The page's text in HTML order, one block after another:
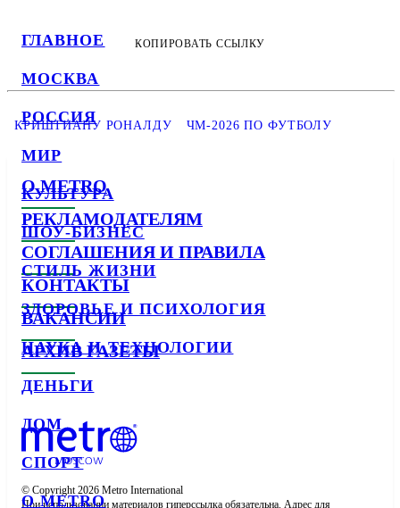
ГЛАВНОЕ
МОСКВА
РОССИЯ
МИР
КУЛЬТУРА
ШОУ-БИЗНЕС
СТИЛЬ ЖИЗНИ
ЗДОРОВЬЕ И ПСИХОЛОГИЯ
НАУКА И ТЕХНОЛОГИИ
ДЕНЬГИ
ДОМ
СПОРТ
О METRO
КОПИРОВАТЬ ССЫЛКУ
КРИШТИАНУ РОНАЛДУ ЧМ-2026 ПО ФУТБОЛУ
О METRO
РЕКЛАМОДАТЕЛЯМ
СОГЛАШЕНИЯ И ПРАВИЛА
КОНТАКТЫ
ВАКАНСИИ
АРХИВ ГАЗЕТЫ
© Copyright 2026 Metro International
При использовании материалов гиперссылка обязательна. Адрес для